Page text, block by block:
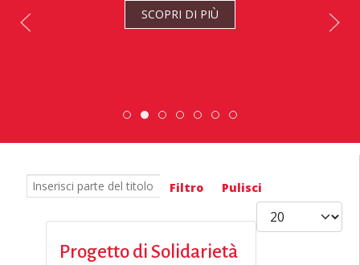
SCOPRI DI PIÙ
DiscoverEu Inclusion
Scopri dove sono i nostri
ESC » Volontariato
Scambio Giovanile
Inserisci parte del titolo Filtro Pulisci
Visualizza #
Progetto di Solidarietà